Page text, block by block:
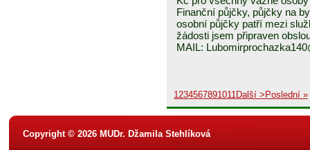
Finanční půjčky, půjčky na
osobní půjčky patří mezi
žádosti jsem připraven
MAIL:
1234567891011Další > Poslední »
Copyright © 2026 MUDr. Džamila Stehlíková